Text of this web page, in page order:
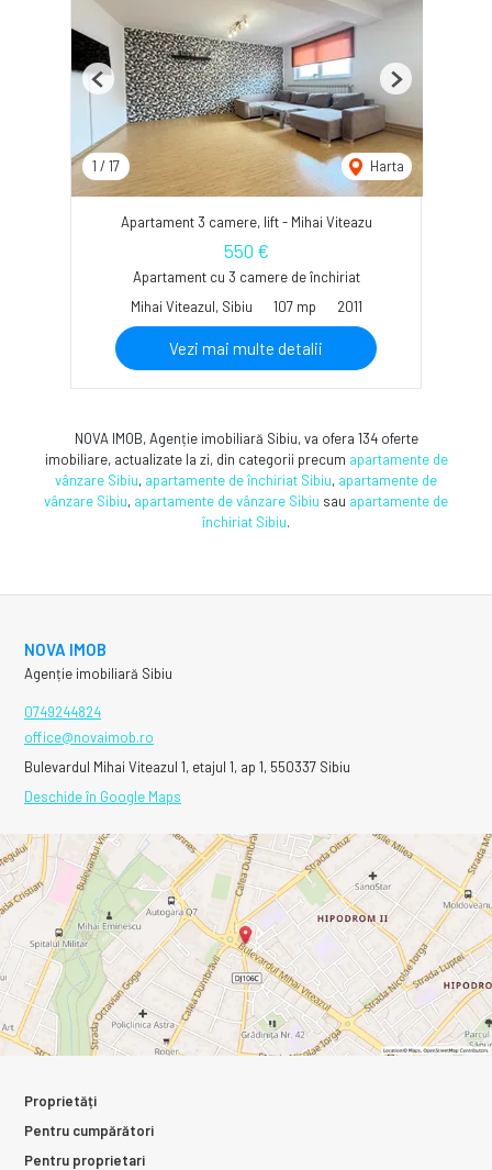
1 / 17 Harta
Previous Next
Apartament 3 camere, lift - Mihai Viteazu
550 €
Apartament cu 3 camere de închiriat
Mihai Viteazul, Sibiu
107 mp 2011
Vezi mai multe detalii
NOVA IMOB, Agenție imobiliară Sibiu, va ofera 134 oferte
imobiliare, actualizate la zi, din categorii precum apartamente de
vânzare Sibiu, apartamente de închiriat Sibiu, apartamente de
vânzare Sibiu, apartamente de vânzare Sibiu sau apartamente de
închiriat Sibiu.
NOVA IMOB
Agenție imobiliară Sibiu
0749244824
office@novaimob.ro
Bulevardul Mihai Viteazul 1, etajul 1, ap 1, 550337 Sibiu
Deschide în Google Maps
Proprietăți
Pentru cumpărători
Pentru proprietari